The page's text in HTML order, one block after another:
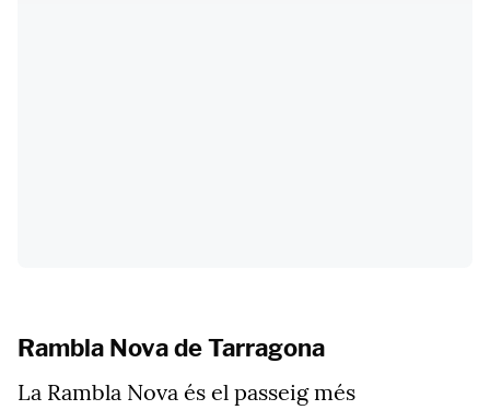
Rambla Nova de Tarragona
La Rambla Nova és el passeig més